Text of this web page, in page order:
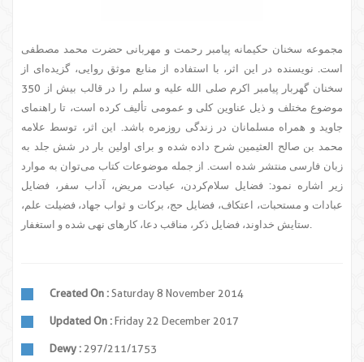
مجموعه سخنان حکیمانه پیامبر رحمت و مهربانی حضرت محمد مصطفی
است. نویسنده در این اثر، با استفاده از منابع موثق روایی، گزیده‌ای از
سخنان گهربار پیامبر اکرم صلی الله علیه و سلم را در قالب بیش از 350
موضوع مختلف و ذیل عناوین کلی و عمومی تألیف کرده است، تا راهنمای
جاوید و همراه مسلمانان در زندگی روزمره باشد. این اثر، توسط علامه
محمد بن صالح العثیمین شرح داده شده و برای اولین بار در شش جلد به
زبان فارسی منتشر شده است. از جمله موضوعات کتاب می‌توان به موارد
زیر اشاره نمود: فضایل سلام‌کردن، عیادت مریض، آداب سفر، فضایل
عبادات و مستحبات، اعتکاف، فضایل حج، برکات و ثواب جهاد، فضیلت علم،
ستایش خداوند، فضایل ذکر، مناقب دعا، کارهای نهی شده و استغفار.
Created On : Saturday 8 November 2014
Updated On : Friday 22 December 2017
Dewy : 297/211/1753